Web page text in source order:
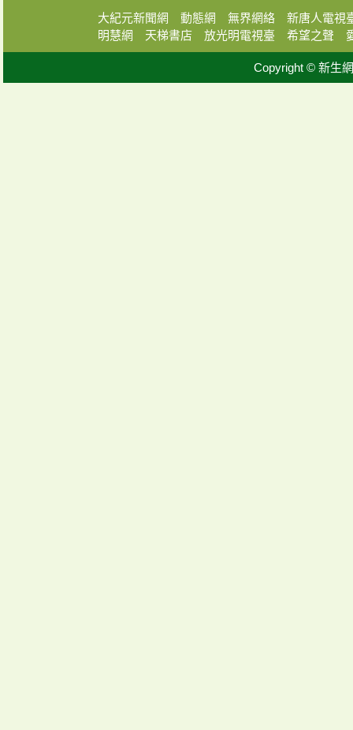
大紀元新聞網 動態網 無界網絡
新唐人電視
明慧網
天梯書店 放光明電視臺 希望之聲
Copyright © 新生